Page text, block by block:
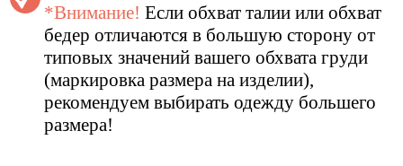
*Внимание! Если обхват талии или обхват
бедер отличаются в большую сторону от
типовых значений вашего обхвата груди
(маркировка размера на изделии),
рекомендуем выбирать одежду большего
размера!